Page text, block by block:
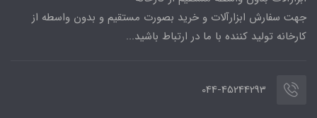
جهت سفارش ابزارآلات و خرید بصورت مستقیم و بدون واسطه از
کارخانه تولید کننده با ما در ارتباط باشید...
044-45244293